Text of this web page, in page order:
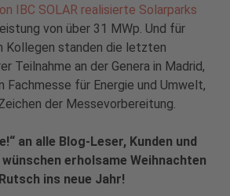
IBC SOLAR realisierte Solarparks
von über 31 MWp. Und für
Kollegen standen die letzten
Teilnahme an der Genera in Madrid,
Fachmesse für Energie und Umwelt,
der Messevorbereitung.
an alle Blog-Leser, Kunden und
erholsame Weihnachten
ins neue Jahr!